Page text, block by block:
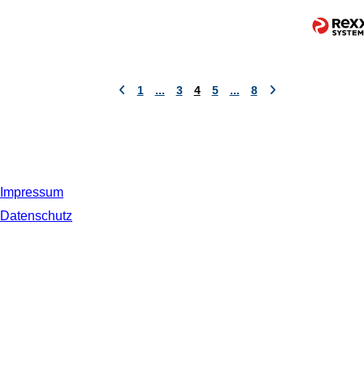
1 ... 3 4 5 ... 8
Impressum
Datenschutz